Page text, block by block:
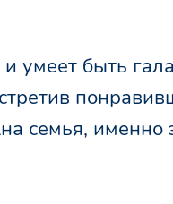
и умеет быть
семья, именно